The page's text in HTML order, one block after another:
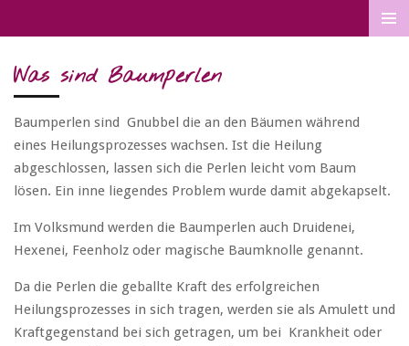
springen
Was sind Baumperlen
Baumperlen sind Gnubbel die an den Bäumen während
eines Heilungsprozesses wachsen. Ist die Heilung
abgeschlossen, lassen sich die Perlen leicht vom Baum
lösen. Ein inne liegendes Problem wurde damit abgekapselt.
Im Volksmund werden die Baumperlen auch Druidenei,
Hexenei, Feenholz oder magische Baumknolle genannt.
Da die Perlen die geballte Kraft des erfolgreichen
Heilungsprozesses in sich tragen, werden sie als Amulett und
Kraftgegenstand bei sich getragen, um bei Krankheit oder